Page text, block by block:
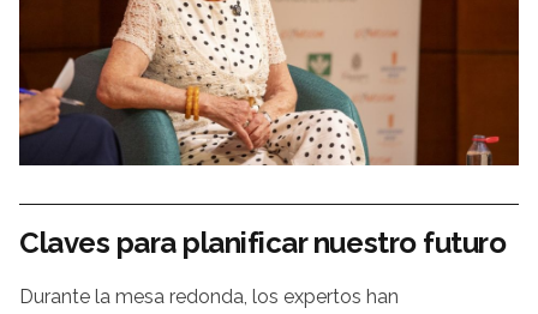
Claves para planificar nuestro futuro
Durante la mesa redonda, los expertos han